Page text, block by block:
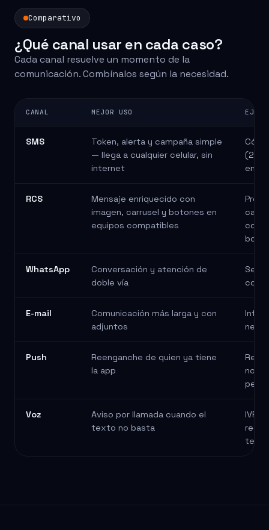
Comparativo
¿Qué canal usar en cada caso?
Cada canal resuelve un momento de la
comunicación. Combínalos según la necesidad.
Comparativo de canales: mejor uso y ejemplo típico de cada
CANAL MEJOR USO
SMS
Token, alerta y campaña simple
— llega a cualquier celular, sin
internet
RCS
Mensaje enriquecido con
imagen, carrusel y botones en
equipos compatibles
WhatsApp
Conversación y atención de
doble vía
E-mail
Comunicación más larga y con
adjuntos
Push
Reenganche de quien ya tiene
la app
Voz
Aviso por llamada cuando el
texto no basta
IVR,